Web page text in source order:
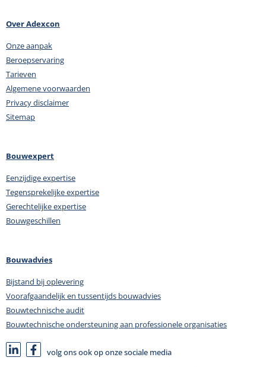
Over Adexcon
Onze aanpak
Beroepservaring
Tarieven
Algemene voorwaarden
Privacy disclaimer
Sitemap
Bouwexpert
Eenzijdige expertise
Tegensprekelijke expertise
Gerechtelijke expertise
Bouwgeschillen
Bouwadvies
Bijstand bij oplevering
Voorafgaandelijk en tussentijds bouwadvies
Bouwtechnische audit
Bouwtechnische ondersteuning aan professionele organisaties
volg ons ook op onze sociale media